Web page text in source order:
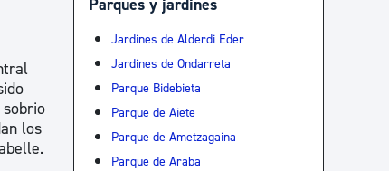
Ayuda a la tramitación
los
Parques y jardines
Jardines de Alderdi Eder
Jardines de Ondarreta
Parque Bidebieta
Parque de Aiete
Parque de Ametzagaina
Parque de Araba